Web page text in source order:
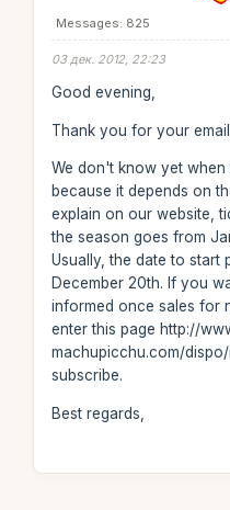
Messages: 825
03 дек. 2012, 22:23
Good evening,
Thank you for your
We don't know yet
because it depends on
explain on our website,
the season goes from
Usually, the date to start
December 20th. If you
informed once sales for
enter this page http://
machupicchu.com/
subscribe.
Best regards,